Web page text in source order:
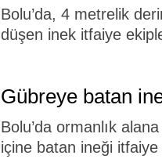
Bolu’da, 4 metrelik
düşen inek itfaiye
Gübreye batan
Bolu’da ormanlık
içine batan ineği